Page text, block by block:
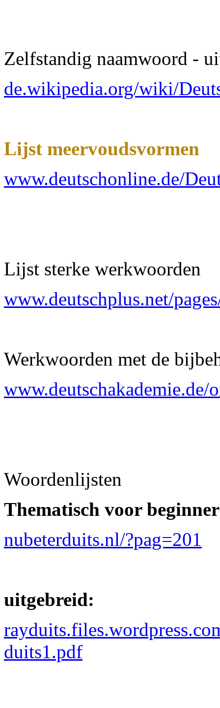
Zelfstandig naamwoord -
de.wikipedia.org/wiki/
Lijst meervoudsvormen
www.deutschonline.de/
Lijst sterke werkwoorden
www.deutschplus.net/
Werkwoorden met de
Woordenlijsten
Thematisch voor
nubeterduits.nl/?pag=201
uitgebreid:
duits1.pdf